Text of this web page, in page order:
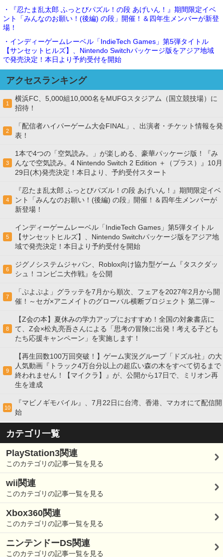
・『忍たま乱太郎 ふっとびパズル！の段 あげいん！』期間限定イベ
ント「みんなのお願い！(後編) の段」開催！＆四年生メンバーが新登
場！
・インディーゲームレーベル「IndieTech Games」第5弾タイトル
【サンセットヒルズ】、Nintendo Switchパッケージ版をアジア地域
で発売決定！本日より予約受付を開始
アクセスランキング
1
横浜FC、5,000組10,000名をMUFGスタジアム（国立競技場）に
招待！
2
「配信者ハイパーゲーム大会FINAL」、出演者・チケット情報を発
表！
3
1本で4つの「空気読み。」が楽しめる、豪華パッケージ版！『み
んなで空気読み。4 Nintendo Switch 2 Edition ＋（プラス）』10月
29日(木)発売決定！本日より、予約受付スタート
4
『忍たま乱太郎 ふっとびパズル！の段 あげいん！』期間限定イベ
ント「みんなのお願い！(後編) の段」開催！＆四年生メンバーが
新登場！
5
インディーゲームレーベル「IndieTech Games」第5弾タイトル
【サンセットヒルズ】、Nintendo Switchパッケージ版をアジア地
域で発売決定！本日より予約受付を開始
6
ジグノシステムジャパン、Roblox向け協力型ゲーム『タスクダッ
シュ！コンビニ大作戦』を公開
7
「ぷよぷよ」グラッテを7月から順次、フェアを2027年2月から開
催！～セガ×アニメイトのグローバル横断プロジェクト 第二弾～
8
【Z会の本】夏休みの学力アップにおすすめ！全国の対象書店に
て、Z会×松丸亮吾さんによる「思考の冒険に出発！考える子ども
たち応援キャンペーン」を実施します！
9
【再生回数100万回突破！】ゲーム実況グループ「ドズル社」の大
人気動画『トラック4万台分以上の超広い森の木をすべて切るまで
終われません！【マイクラ】』が、公開から17日で、ミリオン再
生を達成
10
『マビノギモバイル』、7月22日に台湾、香港、マカオにて配信開
始
カテゴリ一覧
PlayStation3関連
このカテゴリの記事一覧を見る
wii関連
このカテゴリの記事一覧を見る
Xbox360関連
このカテゴリの記事一覧を見る
ニンテンドーDS関連
このカテゴリの記事一覧を見る